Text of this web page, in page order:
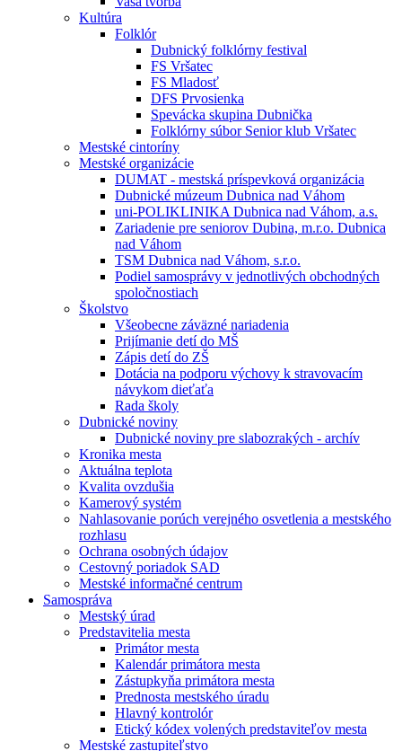
Kultúra
Folklór
Dubnický folklórny festival
FS Vršatec
FS Mladosť
DFS Prvosienka
Spevácka skupina Dubnička
Folklórny súbor Senior klub Vršatec
Mestské cintoríny
Mestské organizácie
DUMAT - mestská príspevková organizácia
Dubnické múzeum Dubnica nad Váhom
uni-POLIKLINIKA Dubnica nad Váhom, a.s.
Zariadenie pre seniorov Dubina, m.r.o. Dubnica
nad Váhom
TSM Dubnica nad Váhom, s.r.o.
Podiel samosprávy v jednotlivých obchodných
spoločnostiach
Školstvo
Všeobecne záväzné nariadenia
Prijímanie detí do MŠ
Zápis detí do ZŠ
Dotácia na podporu výchovy k stravovacím
návykom dieťaťa
Rada školy
Dubnické noviny
Dubnické noviny pre slabozrakých - archív
Kronika mesta
Aktuálna teplota
Kvalita ovzdušia
Kamerový systém
Nahlasovanie porúch verejného osvetlenia a mestského
rozhlasu
Ochrana osobných údajov
Cestovný poriadok SAD
Mestské informačné centrum
Samospráva
Mestský úrad
Predstavitelia mesta
Primátor mesta
Kalendár primátora mesta
Zástupkyňa primátora mesta
Prednosta mestského úradu
Hlavný kontrolór
Etický kódex volených predstaviteľov mesta
Mestské zastupiteľstvo